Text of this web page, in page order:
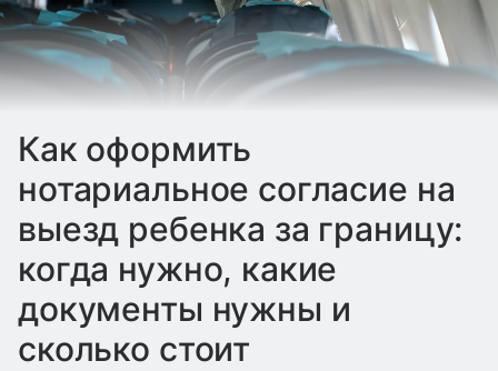
Как оформить
нотариальное согласие на
выезд ребенка за границу:
когда нужно, какие
документы нужны и
сколько стоит